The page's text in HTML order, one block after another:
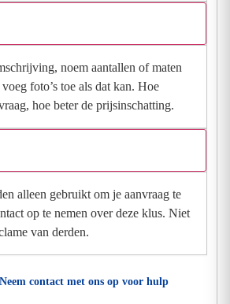
noem aantallen of maten
foto’s toe als dat kan. Hoe
hoe beter de prijsinschatting.
alleen gebruikt om je aanvraag te
op te nemen over deze klus. Niet
van derden.
Neem contact met ons op voor hulp